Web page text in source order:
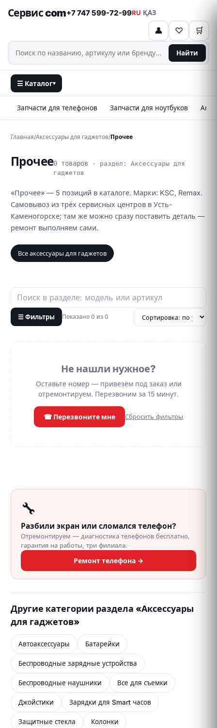
Сервис com
Найти
+7 747 599-72-99RU·ҚАЗ
👤 ♡ 🛒
☰ Каталог▾
Запчасти для телефонов Запчасти для ноутбуков
Главная/Аксессуары для гаджетов/Прочее
Прочее0 товаров · раздел: Аксессуары для
гаджетов
«Прочее» — 5 позиций в каталоге. Марки: KSC, Remax.
Самовывоз из трёх сервисных центров в Усть-
Каменогорске; там же можно сразу поставить деталь —
ремонт выполняем сами.
Все аксессуары для гаджетов
☰ Фильтры Показано 0 из 0
Не нашли нужное?
Оставьте номер — привезём под заказ или
отремонтируем. Перезвоним за 15 минут.
☎ Перезвоните мне Сбросить фильтры
🔧
Разбили экран или сломался телефон?
Отремонтируем — диагностика телефонов бесплатно,
гарантия на работы, три филиала.
Ремонт телефона →
Другие категории раздела «Аксессуары
для гаджетов»
Автоаксессуары Батарейки
Беспроводные зарядные устройства
Беспроводные наушники Все для съемки
Джойстики Зарядки для Smart часов
Защитные стекла Колонки